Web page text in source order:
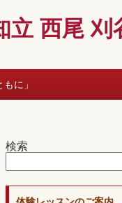
立 西尾 刈
に」
検索